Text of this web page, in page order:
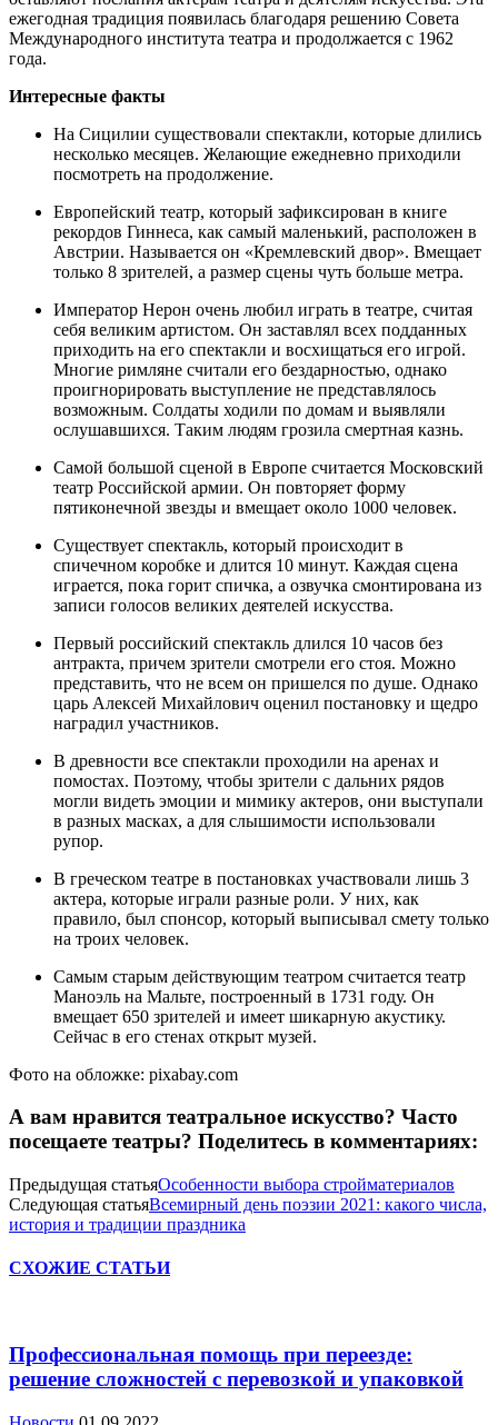
ежегодная традиция появилась благодаря решению Совета
Международного института театра и продолжается с 1962
года.
Интересные факты
На Сицилии существовали спектакли, которые длились
несколько месяцев. Желающие ежедневно приходили
посмотреть на продолжение.
Европейский театр, который зафиксирован в книге
рекордов Гиннеса, как самый маленький, расположен в
Австрии. Называется он «Кремлевский двор». Вмещает
только 8 зрителей, а размер сцены чуть больше метра.
Император Нерон очень любил играть в театре, считая
себя великим артистом. Он заставлял всех подданных
приходить на его спектакли и восхищаться его игрой.
Многие римляне считали его бездарностью, однако
проигнорировать выступление не представлялось
возможным. Солдаты ходили по домам и выявляли
ослушавшихся. Таким людям грозила смертная казнь.
Самой большой сценой в Европе считается Московский
театр Российской армии. Он повторяет форму
пятиконечной звезды и вмещает около 1000 человек.
Существует спектакль, который происходит в
спичечном коробке и длится 10 минут. Каждая сцена
играется, пока горит спичка, а озвучка смонтирована из
записи голосов великих деятелей искусства.
Первый российский спектакль длился 10 часов без
антракта, причем зрители смотрели его стоя. Можно
представить, что не всем он пришелся по душе. Однако
царь Алексей Михайлович оценил постановку и щедро
наградил участников.
В древности все спектакли проходили на аренах и
помостах. Поэтому, чтобы зрители с дальних рядов
могли видеть эмоции и мимику актеров, они выступали
в разных масках, а для слышимости использовали
рупор.
В греческом театре в постановках участвовали лишь 3
актера, которые играли разные роли. У них, как
правило, был спонсор, который выписывал смету только
на троих человек.
Самым старым действующим театром считается театр
Маноэль на Мальте, построенный в 1731 году. Он
вмещает 650 зрителей и имеет шикарную акустику.
Сейчас в его стенах открыт музей.
Фото на обложке: pixabay.com
А вам нравится театральное искусство? Часто
посещаете театры? Поделитесь в комментариях:
Предыдущая статьяОсобенности выбора стройматериалов
Следующая статьяВсемирный день поэзии 2021: какого числа,
история и традиции праздника
СХОЖИЕ СТАТЬИ
Профессиональная помощь при переезде:
решение сложностей с перевозкой и упаковкой